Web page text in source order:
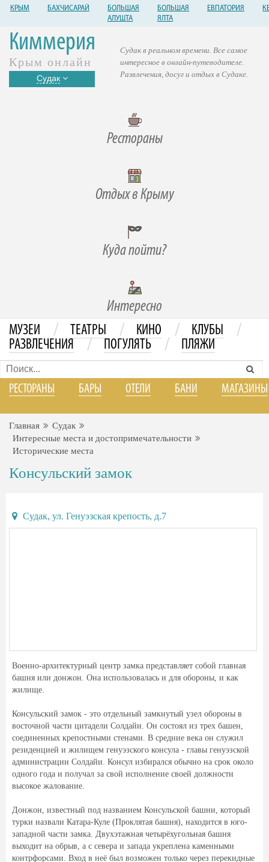
КРЫМ БАХЧИСАРАЙ
БОЛЬШАЯ
АЛУШТА
БОЛЬШАЯ
ЯЛТА
ЕВПАТОРИЯ
Киммерия
Крым онлайн
Судак
Рестораны
Отдых в Крыму
Куда пойти?
Интересно
Судак в реальном времени. Все самое
интересное в онлайн-путеводителе.
Развлечения, досуг и отдых в Судаке.
МУЗЕИ / ТЕАТРЫ / КИНО / КЛУБЫ /
РАЗВЛЕЧЕНИЯ / ПОГУЛЯТЬ / ПЛЯЖИ
РЕСТОРАНЫ БАРЫ ОТЕЛИ БАНИ МАГАЗИНЫ
Главная
Судак
Интересные места и достопримечательности
Исторические места
Консульский замок
Судак, ул. Генуэзская крепость, д.7
Военно-архитектурный центр замка представляет собой главная
башня или донжон. Она использовалась и для обороны, и как
жилище.
Консульский замок - это отдельный замкнутый узел обороны в
восточной части цитадели Солдайи. Он состоял из трех башен,
соединенных крепостными стенами. В средние века он служил
резиденцией и жилищем генуэзского консула - главы генуэзской
администрации Солдайи. Консул избирался обычно на срок около
одного года и получал за свой исполнение своей должности
высокое жалование.
Донжон, известный под названием Консульской башни, который
турки назвали Катара-Куле (Проклятая башня), находится в юго-
западной части замка. Двухэтажная четырёхугольная башня
выходит на обрыв, а с севера и запада укреплена каменными
контрфорсами. Вход в неё был возможен только через перекидные